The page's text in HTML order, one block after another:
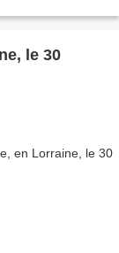
le 30